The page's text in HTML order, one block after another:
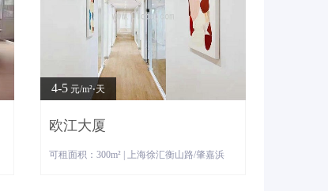
4-5 元/m²⋅天
欧江大厦
可租面积：300m² | 上海徐汇衡山路/肇嘉浜